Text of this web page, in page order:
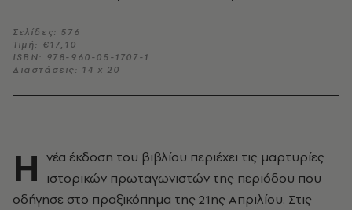
Σελίδες: 576
Τιμή: €17,10
ISBN: 978-960-05-1707-1
Διαστάσεις: 14 x 20
Η νέα έκδοση του βιβλίου περιέχει τις μαρτυρίες
ιστορικών πρωταγωνιστών της περιόδου που
οδήγησε στο πραξικόπημα της 21ης Απριλίου. Στις